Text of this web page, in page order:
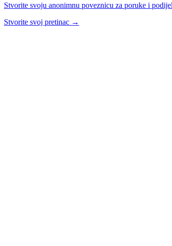
Stvorite svoju anonimnu poveznicu za poruke i
Stvorite svoj pretinac →